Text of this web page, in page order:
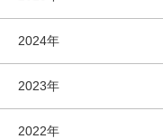
2024年
2023年
2022年